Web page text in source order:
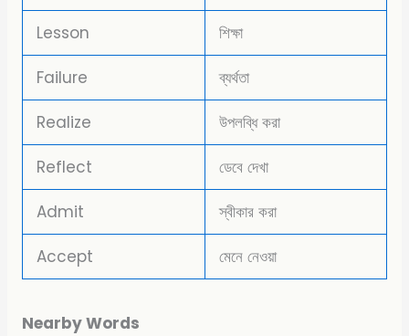
Lesson শিক্ষা
Failure ব্যর্থতা
Realize উপলব্ধি করা
Reflect ডেবে দেখা
Admit স্বীকার করা
Accept মেনে নেওয়া
Nearby Words